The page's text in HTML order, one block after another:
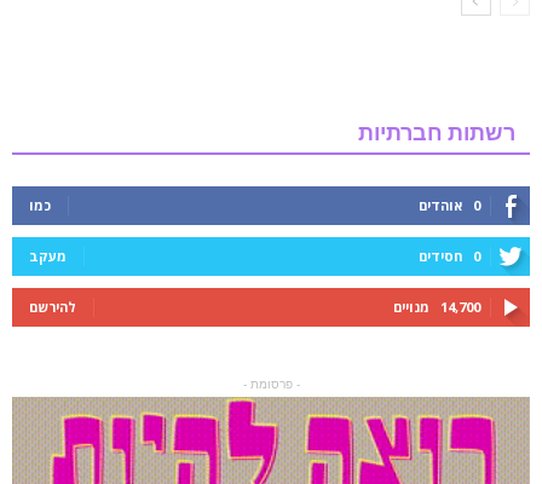
רשתות חברתיות
0 אוהדים כמו
0 חסידים מעקב
14,700 מנויים להירשם
- פרסומת -